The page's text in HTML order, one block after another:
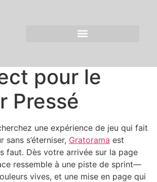
à sous
et Action
pour le
Pressé
une expérience de jeu qui fait
s’éterniser, Gratorama est
faut. Dès votre arrivée sur la page
ressemble à une piste de sprint—
vives, et une mise en page qui